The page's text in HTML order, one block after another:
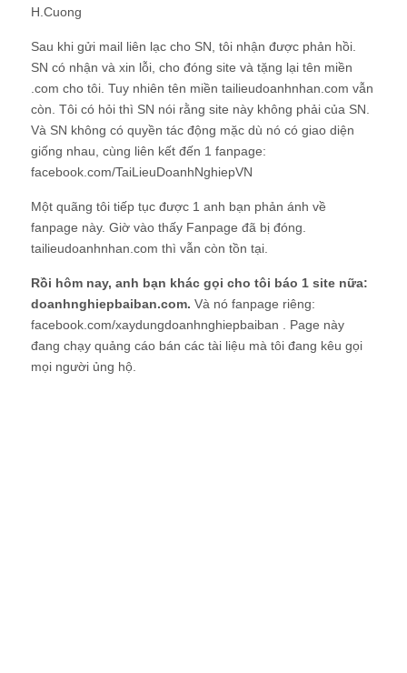
H.Cuong
Sau khi gửi mail liên lạc cho SN, tôi nhận được phản hồi.
SN có nhận và xin lỗi, cho đóng site và tặng lại tên miền
.com cho tôi. Tuy nhiên tên miền tailieudoanhnhan.com vẫn
còn. Tôi có hỏi thì SN nói rằng site này không phải của SN.
Và SN không có quyền tác động mặc dù nó có giao diện
giống nhau, cùng liên kết đến 1 fanpage:
facebook.com/TaiLieuDoanhNghiepVN
Một quãng tôi tiếp tục được 1 anh bạn phản ánh về
fanpage này. Giờ vào thấy Fanpage đã bị đóng.
tailieudoanhnhan.com thì vẫn còn tồn tại.
Rồi hôm nay, anh bạn khác gọi cho tôi báo 1 site nữa:
doanhnghiepbaiban.com. Và nó fanpage riêng:
facebook.com/xaydungdoanhnghiepbaiban . Page này
đang chạy quảng cáo bán các tài liệu mà tôi đang kêu gọi
mọi người ủng hộ.